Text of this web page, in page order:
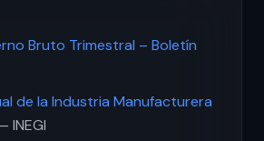
Bruto Trimestral – Boletín
de la Industria Manufacturera
INEGI